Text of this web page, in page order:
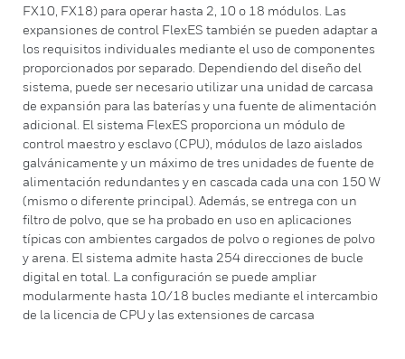
FX10, FX18) para operar hasta 2, 10 o 18 módulos. Las
expansiones de control FlexES también se pueden adaptar a
los requisitos individuales mediante el uso de componentes
proporcionados por separado. Dependiendo del diseño del
sistema, puede ser necesario utilizar una unidad de carcasa
de expansión para las baterías y una fuente de alimentación
adicional. El sistema FlexES proporciona un módulo de
control maestro y esclavo (CPU), módulos de lazo aislados
galvánicamente y un máximo de tres unidades de fuente de
alimentación redundantes y en cascada cada una con 150 W
(mismo o diferente principal). Además, se entrega con un
filtro de polvo, que se ha probado en uso en aplicaciones
típicas con ambientes cargados de polvo o regiones de polvo
y arena. El sistema admite hasta 254 direcciones de bucle
digital en total. La configuración se puede ampliar
modularmente hasta 10/18 bucles mediante el intercambio
de la licencia de CPU y las extensiones de carcasa